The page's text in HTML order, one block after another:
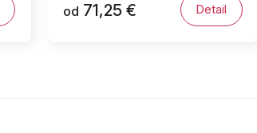
od 71,25 € Detail